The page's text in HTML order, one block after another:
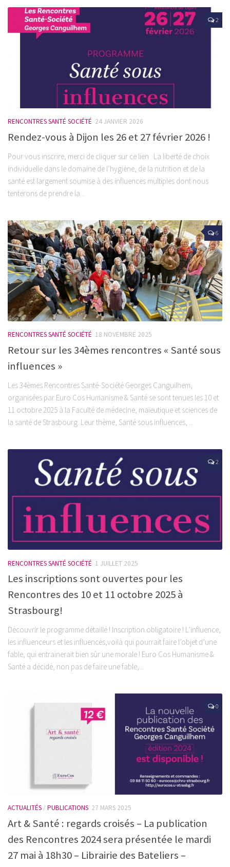
2
RENCONTRES SANTÉ SOCIÉTÉ 24 JANVIER 2026
Rendez-vous à Dijon les 26 et 27 février 2026 !
Pour vous inscrire, merci de cliquer sur ce lien La liberté de choix
individuelle dans le domaine de l’hygiène, de la nutrition et de la
santé est largement soumise à des influences multiples dont nous
tenterons de prendre la...
6
RENCONTRES SANTÉ SOCIÉTÉ 18 NOVEMBRE 2025
Retour sur les 34èmes rencontres « Santé sous
influences »
Les 34èmes Rencontres Santé-Société Georges Canguilhem,
organisées par Euro Cos Humanisme & Santé se sont tenues les 10 et
11 octobre 2025 à la Faculté de médecine, maïeutique et sciences de
la santé de Strasbourg. Leur thème, Santé sous influences, ...
2
RENCONTRES SANTÉ SOCIÉTÉ 1 JUILLET 2025
Les inscriptions sont ouvertes pour les
Rencontres des 10 et 11 octobre 2025 à
Strasbourg!
Découvrir le programme détaillé ! Inscription obligatoire ! L’influence,
les influenceurs et les influencés,voilà qui pourrait faire l’objet d’une
fable, qui entrainerait bien sûr une morale ! Euro Cos Humanisme &
Santé a décidé, non pas de faire une fable,...
0
ACTUALITÉS/ PUBLICATIONS 27 MARS 2025
Art & Santé : regards croisés – La publication
des Rencontres 2024 sera présentée le mardi
27 mai à 18h30 – Librairie des Bateliers –